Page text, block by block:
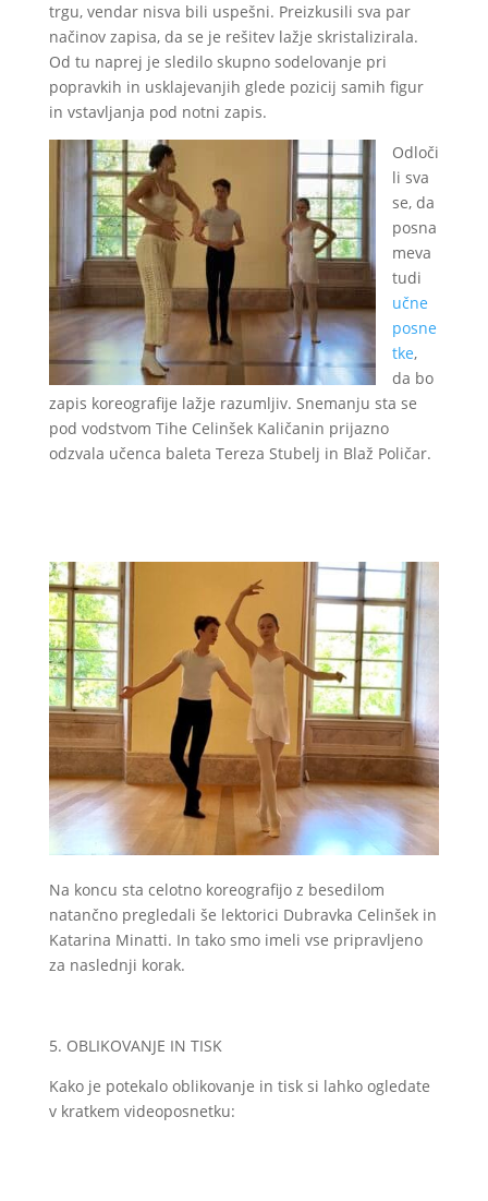
trgu, vendar nisva bili uspešni. Preizkusili sva par
načinov zapisa, da se je rešitev lažje skristalizirala.
Od tu naprej je sledilo skupno sodelovanje pri
popravkih in usklajevanjih glede pozicij samih figur
in vstavljanja pod notni zapis.
Odloči
li sva
se, da
posna
meva
tudi
učne
posne
tke,
da bo
zapis koreografije lažje razumljiv. Snemanju sta se
pod vodstvom Tihe Celinšek Kaličanin prijazno
odzvala učenca baleta Tereza Stubelj in Blaž Poličar.
Na koncu sta celotno koreografijo z besedilom
natančno pregledali še lektorici Dubravka Celinšek in
Katarina Minatti. In tako smo imeli vse pripravljeno
za naslednji korak.
5. OBLIKOVANJE IN TISK
Kako je potekalo oblikovanje in tisk si lahko ogledate
v kratkem videoposnetku: